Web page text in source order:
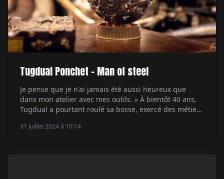
Tugdual Ponchet – Man of steel
Je pense que je n'ai jamais été aussi heureux que
dans mon atelier avec mes outils. » À bientôt 40 ans,
Tugdual a pourtant roulé sa bosse, exercé des métiers
de podologue : « Après avoir fait deux remplacements
31 juillet 2024 à 10:14